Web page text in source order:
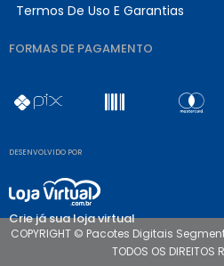
Termos De Uso E Garantias
FORMAS DE PAGAMENTO
DESENVOLVIDO POR
Crie já sua loja virtual
COPYRIGHT © Pacotes Digitais
TODOS OS DIREITOS